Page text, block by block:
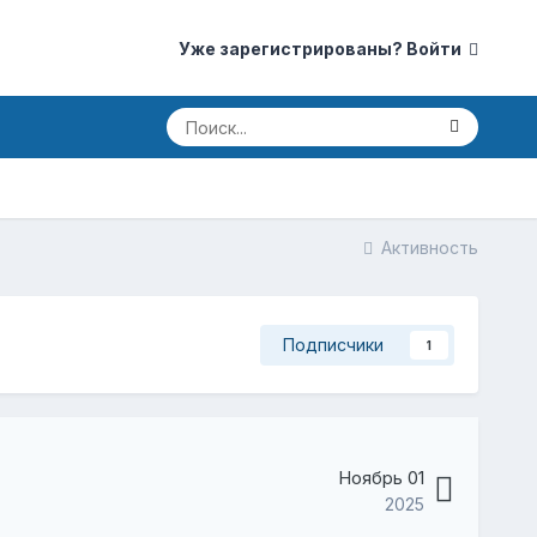
Уже зарегистрированы? Войти
Активность
Подписчики 1
Ноябрь 01
2025